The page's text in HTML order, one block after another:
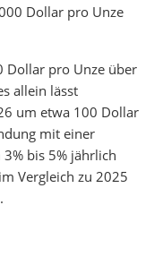
Dollar pro Unze
Dollar pro Unze über
allein lässt
um etwa 100 Dollar
mit einer
bis 5% jährlich
Vergleich zu 2025